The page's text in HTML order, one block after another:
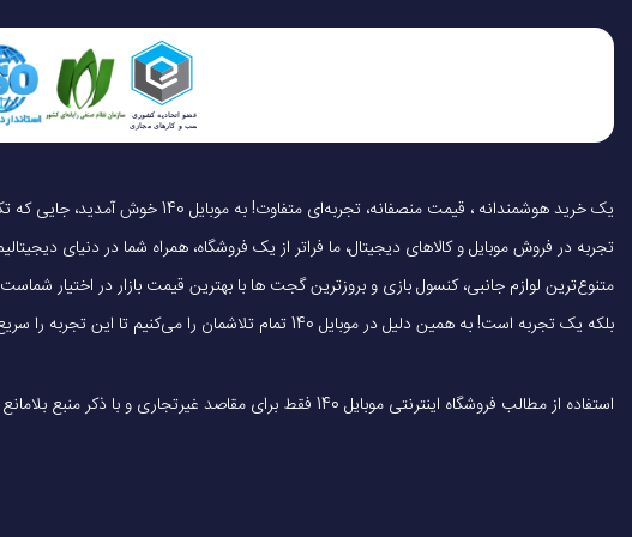
مقاوم در برابر
نحوه شارژ
تجربه در فروش موبایل و کالاهای دیجیتال، ما فراتر از یک فروشگاه، همراه شما در دنیای
متنوع‌ترین لوازم جانبی، کنسول بازی و بروزترین گجت ها با بهترین قیمت بازار در
بلکه یک تجربه است! به همین دلیل در موبایل 140 تمام تلاشمان را می‌کنیم تا این تجربه را سریع، آسان و کاملاً رضایت‌بخش کنیم.
استفاده از مطالب فروشگاه اینترنتی موبایل 140 فقط برای مقاصد غیرتجاری و با ذکر منبع بلامانع است.